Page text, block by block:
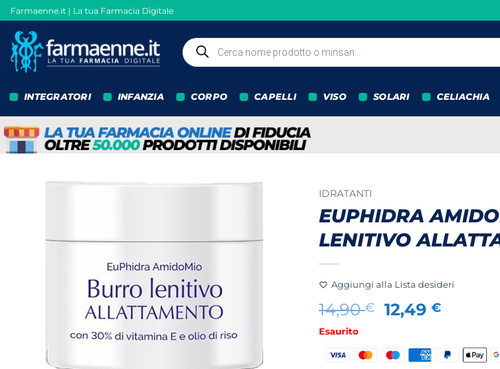
Salta
ai
contenuti
Farmaenne.it | La tua Farmacia Digitale
Ricerca
prodotti
INTEGRATORI INFANZIA CORPO CAPELLI VISO SOLARI CELIACHIA
IDRATANTI
EUPHIDRA
LENITIVO
Aggiungi alla Lista desideri
14,90€
Il
era:
12,49€
attuale
è:
Esaurito